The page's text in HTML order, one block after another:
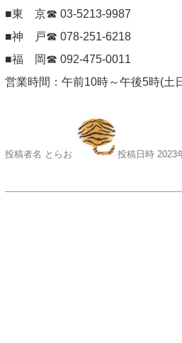
■東 京☎ 03-5213-9987
■神 戸☎ 078-251-6218
■福 岡☎ 092-475-0011
営業時間：午前10時～午後5時(土
投稿者名 とらお 投稿日時 2023